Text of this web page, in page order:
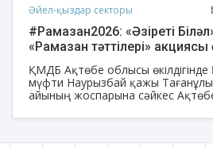
Әйел-қыздар секторы
#Рамазан2026: «Әзіреті
«Рамазан тәттілері» акциясы
ҚМДБ Ақтөбе облысы
мүфти Наурызбай қажы Тағанұлы
айының жоспарына сәйкес
өтті.